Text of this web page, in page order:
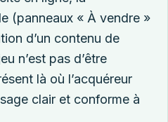
(panneaux « À vendre »
d’un contenu de
n’est pas d’être
là où l’acquéreur
clair et conforme à